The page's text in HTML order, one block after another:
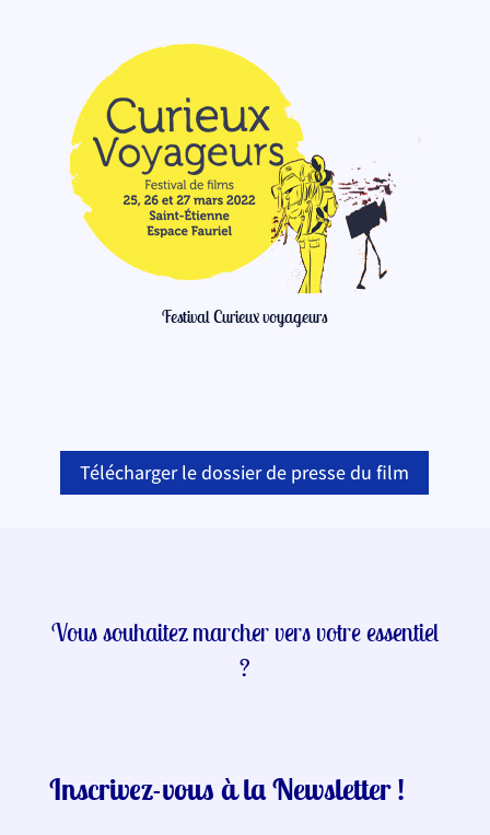
Festival Curieux voyageurs
Télécharger le dossier de presse du film
Vous souhaitez marcher vers votre essentiel
?
Inscrivez-vous à la Newsletter !